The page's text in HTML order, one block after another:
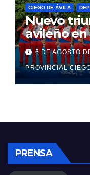
CIEGO DE ÁVILA
Nuevo
avileño
6 DE AGOSTO
PROVINCIAL
PRENSA